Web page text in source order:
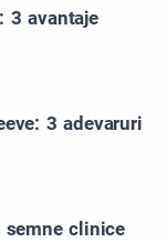
3 avantaje
3 adevaruri
clinice